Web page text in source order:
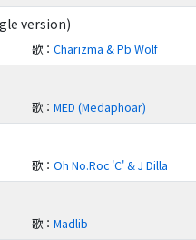
version)
歌 ：Charizma & Pb Wolf
歌 ：MED (Medaphoar)
歌 ：Oh No.Roc 'C' & J Dilla
歌 ：Madlib